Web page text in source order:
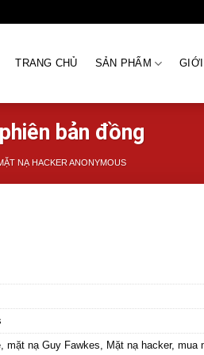
TRANG CHỦ SẢN PHẨM
bản đồng
NẠ HACKER ANONYMOUS
,mặt nạ Guy Fawkes, Mặt nạ hacker,mua